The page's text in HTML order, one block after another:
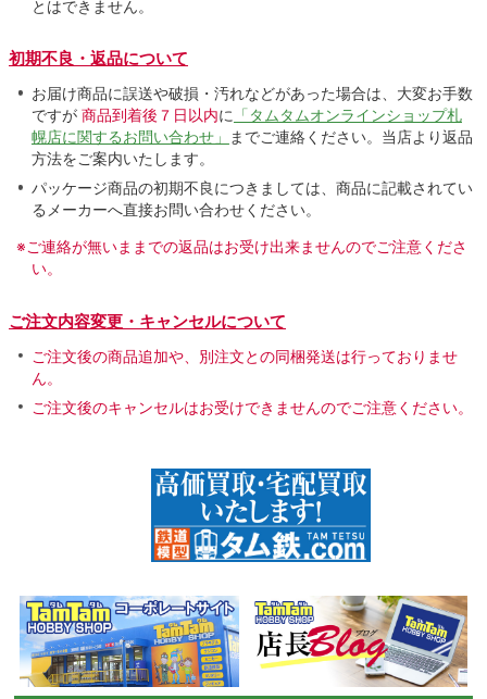
とはできません。
初期不良・返品について
お届け商品に誤送や破損・汚れなどがあった場合は、大変お手数
ですが 商品到着後７日以内に 「タムタムオンラインショップ札
幌店に関するお問い合わせ」
までご連絡ください。当店より返品
方法をご案内いたします。
パッケージ商品の初期不良につきましては、商品に記載されてい
るメーカーへ直接お問い合わせください。
※ご連絡が無いままでの返品はお受け出来ませんのでご注意くださ
い。
ご注文内容変更・キャンセルについて
ご注文後の商品追加や、別注文との同梱発送は行っておりませ
ん。
ご注文後のキャンセルはお受けできませんのでご注意ください。